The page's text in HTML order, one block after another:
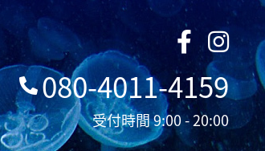
080-4011-4159
受付時間 9:00 - 20:00